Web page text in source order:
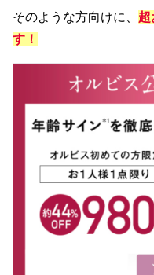
そのような方向けに、 超
す！